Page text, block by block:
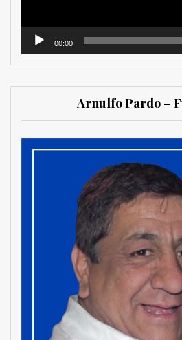
00:00
Arnulfo Pardo –